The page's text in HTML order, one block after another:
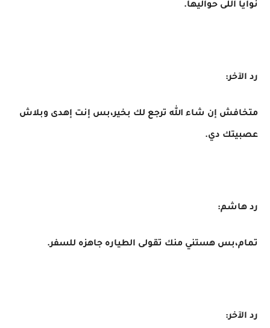
نوايا اللى حواليها.
رد الآخر:
متخافش إن شاء الله ترجع لك بخير،بس إنت إهدى وبلاش
عصبيتك دي.
رد هاشم:
تمام،بس هستني منك تقولى الطياره جاهزه للسفر.
رد الآخر: